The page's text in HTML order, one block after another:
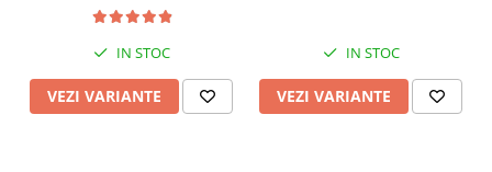
IN STOC
VEZI VARIANTE
IN STOC
VEZI VARIANTE